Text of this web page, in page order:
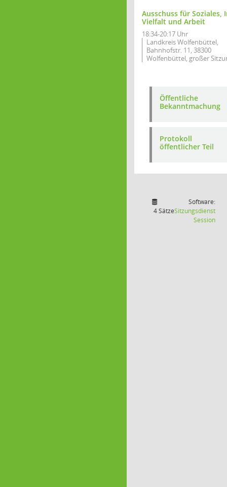
Ausschuss für Soziales,
Vielfalt und Arbeit
18:34-20:17 Uhr
Landkreis Wolfenbüttel,
Bahnhofstr. 11, 38300
Wolfenbüttel, großer
Öffentliche
Bekanntmachung
Protokoll
öffentlicher Teil
4 Sätze
Software:
Sitzungsdienst
Session